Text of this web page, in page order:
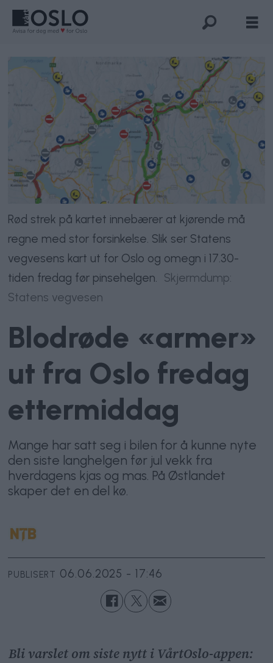
Rød strek på kartet innebærer at kjørende må
regne med stor forsinkelse. Slik ser Statens
vegvesens kart ut for Oslo og omegn i 17.30-
tiden fredag før pinsehelgen. Skjermdump:
Statens vegvesen
Blodrøde «armer»
ut fra Oslo fredag
ettermiddag
Mange har satt seg i bilen for å kunne nyte
den siste langhelgen før jul vekk fra
hverdagens kjas og mas. På Østlandet
skaper det en del kø.
PUBLISERT 06.06.2025 - 17:46
Bli varslet om siste nytt i VårtOslo-appen: